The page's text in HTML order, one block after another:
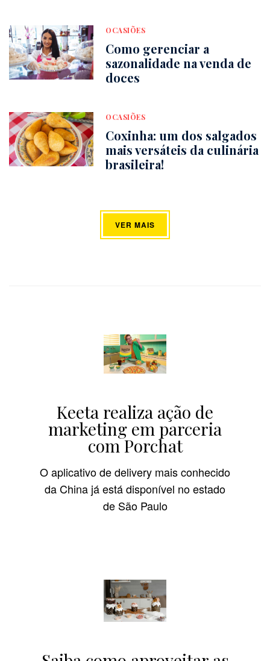
OCASIÕES
Como gerenciar a
sazonalidade na venda de
doces
OCASIÕES
Coxinha: um dos salgados
mais versáteis da culinária
brasileira!
VER MAIS
Keeta realiza ação de
marketing em parceria
com Porchat
O aplicativo de delivery mais conhecido
da China já está disponível no estado
de São Paulo